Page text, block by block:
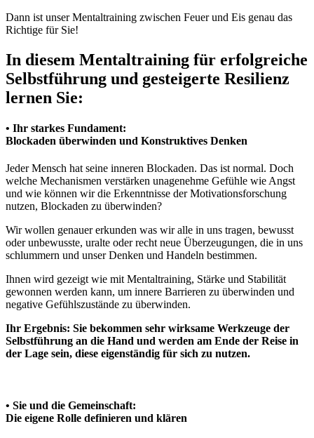
Dann ist unser Mentaltraining zwischen Feuer und Eis genau das
Richtige für Sie!
In diesem Mentaltraining für erfolgreiche
Selbstführung und gesteigerte Resilienz
lernen Sie:
• Ihr starkes Fundament:
Blockaden überwinden und Konstruktives Denken
Jeder Mensch hat seine inneren Blockaden. Das ist normal. Doch
welche Mechanismen verstärken unagenehme Gefühle wie Angst
und wie können wir die Erkenntnisse der Motivationsforschung
nutzen, Blockaden zu überwinden?
Wir wollen genauer erkunden was wir alle in uns tragen, bewusst
oder unbewusste, uralte oder recht neue Überzeugungen, die in uns
schlummern und unser Denken und Handeln bestimmen.
Ihnen wird gezeigt wie mit Mentaltraining, Stärke und Stabilität
gewonnen werden kann, um innere Barrieren zu überwinden und
negative Gefühlszustände zu überwinden.
Ihr Ergebnis: Sie bekommen sehr wirksame Werkzeuge der
Selbstführung an die Hand und werden am Ende der Reise in
der Lage sein, diese eigenständig für sich zu nutzen.
• Sie und die Gemeinschaft:
Die eigene Rolle definieren und klären